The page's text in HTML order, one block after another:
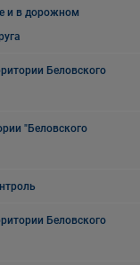
и в дорожном
Беловского
"Беловского
Беловского